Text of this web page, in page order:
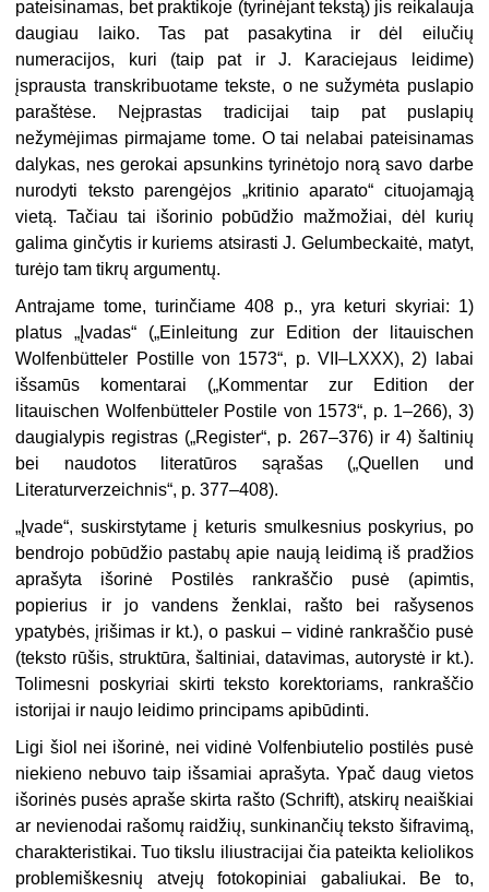
pateisinamas, bet praktikoje (tyrinėjant tekstą) jis reikalauja
daugiau laiko. Tas pat pasakytina ir dėl eilučių
numeracijos, kuri (taip pat ir J. Karaciejaus leidime)
įsprausta transkribuotame tekste, o ne sužymėta puslapio
paraštėse. Neįprastas tradicijai taip pat puslapių
nežymėjimas pirmajame tome. O tai nelabai pateisinamas
dalykas, nes gerokai apsunkins tyrinėtojo norą savo darbe
nurodyti teksto parengėjos „kritinio aparato“ cituojamąją
vietą. Tačiau tai išorinio pobūdžio mažmožiai, dėl kurių
galima ginčytis ir kuriems atsirasti J. Gelumbeckaitė, matyt,
turėjo tam tikrų argumentų.
Antrajame tome, turinčiame 408 p., yra keturi skyriai: 1)
platus „Įvadas“ („Einleitung zur Edition der litauischen
Wolfenbütteler Postille von 1573“, p. VII–LXXX), 2) labai
išsamūs komentarai („Kommentar zur Edition der
litauischen Wolfenbütteler Postile von 1573“, p. 1–266), 3)
daugialypis registras („Register“, p. 267–376) ir 4) šaltinių
bei naudotos literatūros sąrašas („Quellen und
Literaturverzeichnis“, p. 377–408).
„Įvade“, suskirstytame į keturis smulkesnius poskyrius, po
bendrojo pobūdžio pastabų apie naują leidimą iš pradžios
aprašyta išorinė Postilės rankraščio pusė (apimtis,
popierius ir jo vandens ženklai, rašto bei rašysenos
ypatybės, įrišimas ir kt.), o paskui – vidinė rankraščio pusė
(teksto rūšis, struktūra, šaltiniai, datavimas, autorystė ir kt.).
Tolimesni poskyriai skirti teksto korektoriams, rankraščio
istorijai ir naujo leidimo principams apibūdinti.
Ligi šiol nei išorinė, nei vidinė Volfenbiutelio postilės pusė
niekieno nebuvo taip išsamiai aprašyta. Ypač daug vietos
išorinės pusės apraše skirta rašto (Schrift), atskirų neaiškiai
ar nevienodai rašomų raidžių, sunkinančių teksto šifravimą,
charakteristikai. Tuo tikslu iliustracijai čia pateikta keliolikos
problemiškesnių atvejų fotokopiniai gabaliukai. Be to,